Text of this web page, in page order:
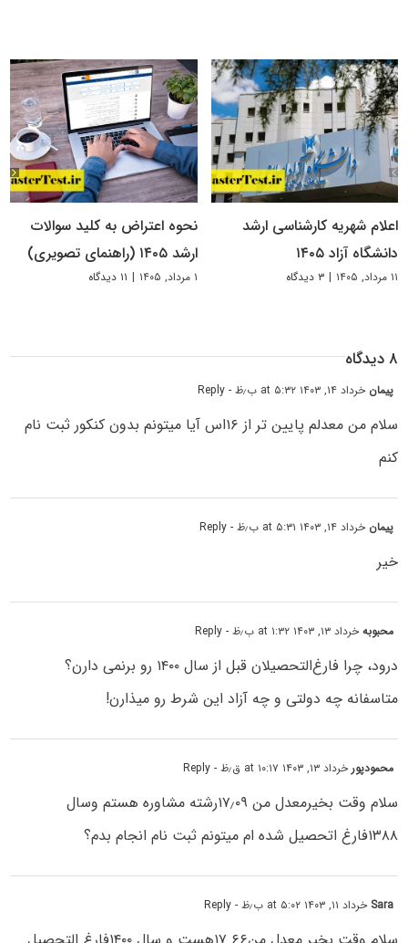
اعلام شهریه کارشناسی ارشد
دانشگاه آزاد ۱۴۰۵
۱۱ مرداد, ۱۴۰۵ | ۳ دیدگاه
نحوه اعتراض به کلید سوالات
ارشد ۱۴۰۵ (راهنمای تصویری)
۱ مرداد, ۱۴۰۵ | ۱۱ دیدگاه
۸ دیدگاه
پیمان خرداد ۱۴, ۱۴۰۳ at ۵:۳۲ ب٫ظ - Reply
سلام من معدلم پایین تر از ۱۶اس آیا میتونم بدون کنکور ثبت نام
کنم
پیمان خرداد ۱۴, ۱۴۰۳ at ۵:۳۱ ب٫ظ - Reply
خیر
محبوبهخرداد ۱۳, ۱۴۰۳ at ۱:۳۲ ب٫ظ - Reply
درود، چرا فارغ‌التحصیلان قبل از سال ۱۴۰۰ رو برنمی دارن؟
متاسفانه چه دولتی و چه آزاد این شرط رو میذارن!
محمودپور خرداد ۱۳, ۱۴۰۳ at ۱۰:۱۷ ق٫ظ - Reply
سلام وقت بخیرمعدل من ۱۷٫۰۹رشته مشاوره هستم وسال
۱۳۸۸فارغ اتحصیل شده ام میتونم ثبت نام انجام بدم؟
Sara خرداد ۱۱, ۱۴۰۳ at ۵:۰۲ ب٫ظ - Reply